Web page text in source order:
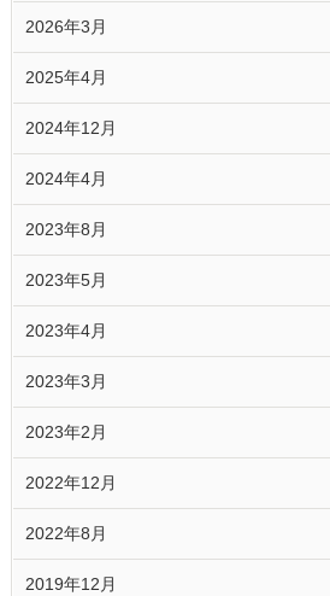
2026年3月
2025年4月
2024年12月
2024年4月
2023年8月
2023年5月
2023年4月
2023年3月
2023年2月
2022年12月
2022年8月
2019年12月